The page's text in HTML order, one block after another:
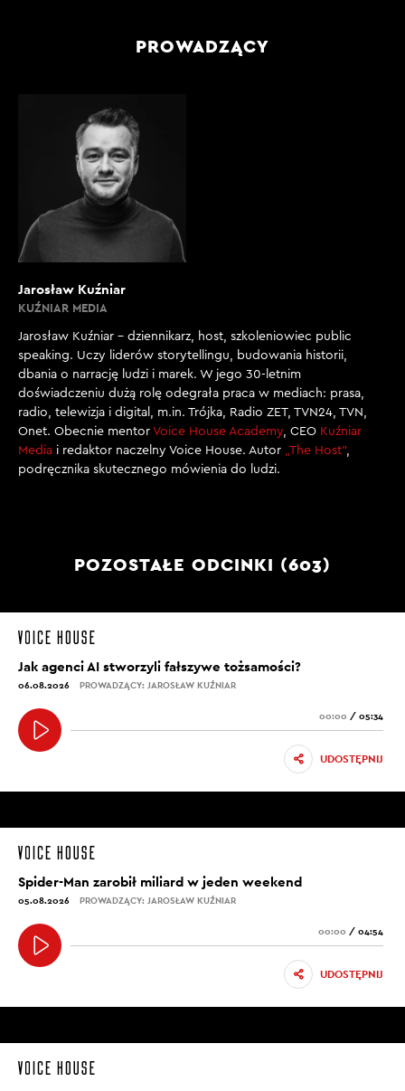
PROWADZĄCY
Jarosław Kuźniar
KUŹNIAR MEDIA
Jarosław Kuźniar – dziennikarz, host, szkoleniowiec public
speaking. Uczy liderów storytellingu, budowania historii,
dbania o narrację ludzi i marek. W jego 30-letnim
doświadczeniu dużą rolę odegrała praca w mediach: prasa,
radio, telewizja i digital, m.in. Trójka, Radio ZET, TVN24, TVN,
Onet. Obecnie mentor Voice House Academy, CEO Kuźniar
Media i redaktor naczelny Voice House. Autor „The Host”,
podręcznika skutecznego mówienia do ludzi.
POZOSTAŁE ODCINKI (603)
Jak agenci AI stworzyli fałszywe tożsamości?
06.08.2026 PROWADZĄCY: JAROSŁAW KUŹNIAR
00:00 / 05:34
UDOSTĘPNIJ
Spider-Man zarobił miliard w jeden weekend
05.08.2026 PROWADZĄCY: JAROSŁAW KUŹNIAR
00:00 / 04:54
UDOSTĘPNIJ